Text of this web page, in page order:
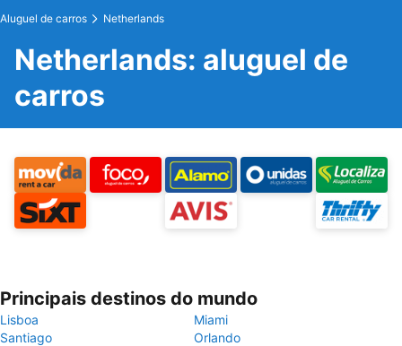
Aluguel de carros Netherlands
Netherlands: aluguel de
carros
Principais destinos do mundo
Lisboa
Miami
Santiago
Orlando